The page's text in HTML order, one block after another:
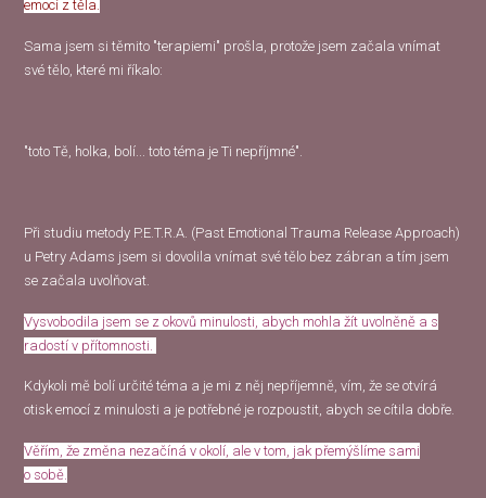
emocí z těla.
Sama jsem si těmito "terapiemi" prošla, protože jsem začala vnímat
své tělo, které mi říkalo:
"toto Tě, holka, bolí... toto téma je Ti nepříjmné".
Při studiu metody P.E.T.R.A. (Past Emotional Trauma Release Approach)
u Petry Adams jsem si dovolila vnímat své tělo bez zábran a tím jsem
se začala uvolňovat.
Vysvobodila jsem se z okovů minulosti, abych mohla žít uvolněně a s
radostí v přítomnosti.
Kdykoli mě bolí určité téma a je mi z něj nepříjemně, vím, že se otvírá
otisk emocí z minulosti a je potřebné je rozpoustit, abych se cítila dobře.
Věřím, že změna nezačíná v okolí, ale v tom, jak přemýšlíme sami
o sobě.